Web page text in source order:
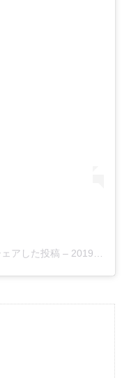
アした投稿 – 2019年 8月月3日午前5時14分PDT